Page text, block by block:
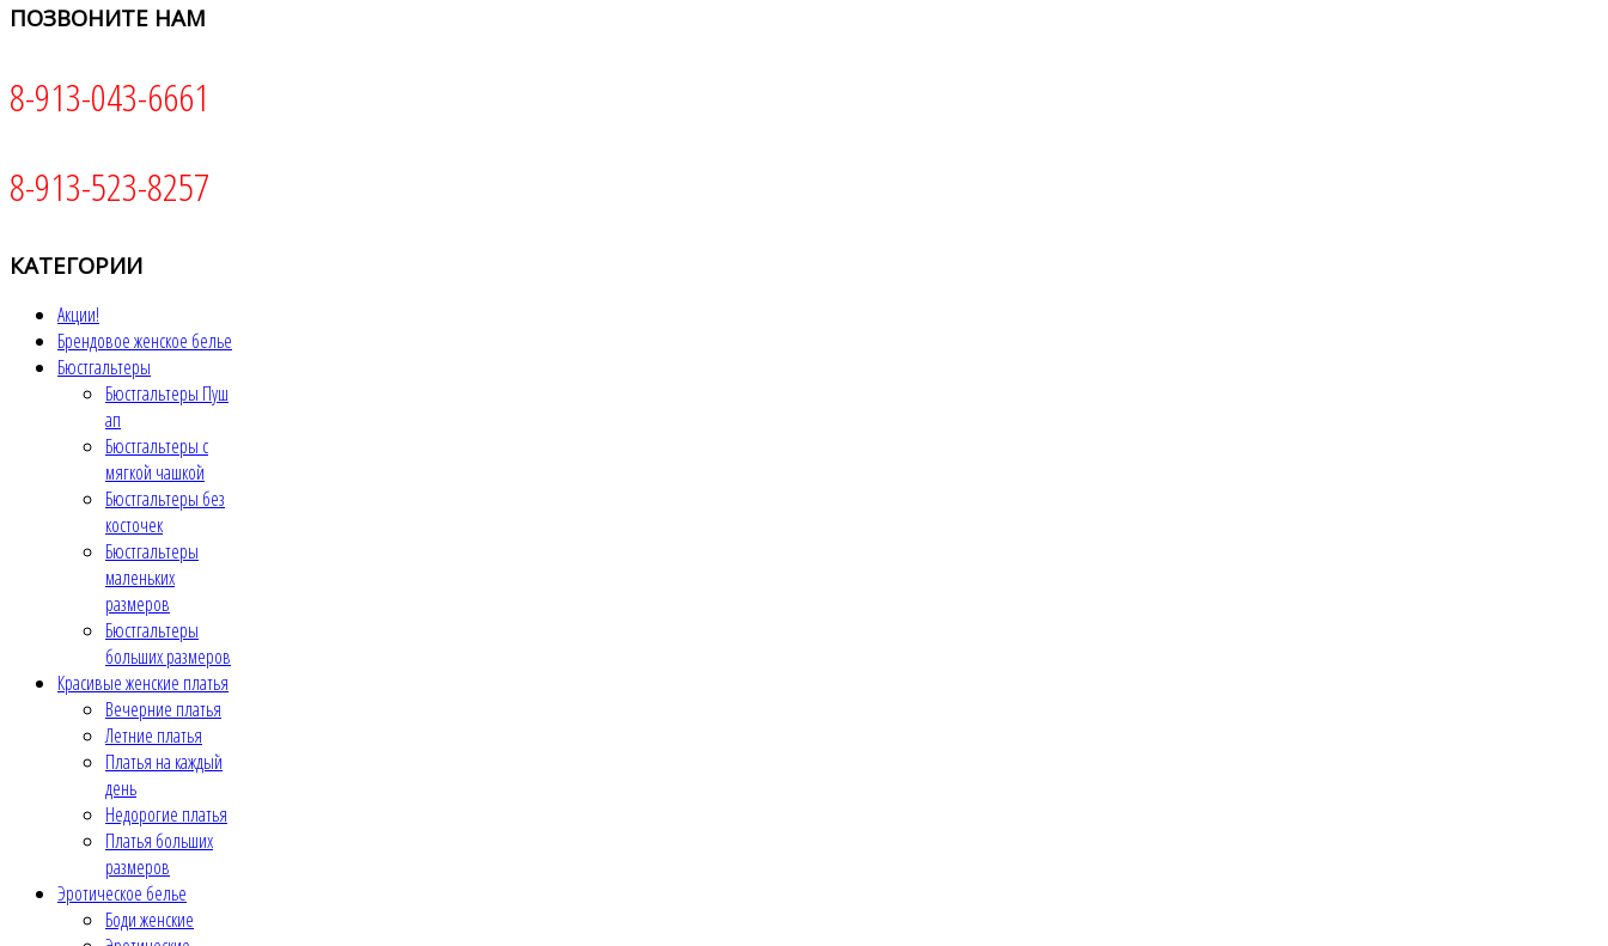
ПОЗВОНИТЕ НАМ
8-913-043-6661
8-913-523-8257
КАТЕГОРИИ
Акции!
Брендовое женское белье
Бюстгальтеры
Бюстгальтеры Пуш
ап
Бюстгальтеры с
мягкой чашкой
Бюстгальтеры без
косточек
Бюстгальтеры
маленьких
размеров
Бюстгальтеры
больших размеров
Красивые женские платья
Вечерние платья
Летние платья
Платья на каждый
день
Недорогие платья
Платья больших
размеров
Эротическое белье
Боди женские